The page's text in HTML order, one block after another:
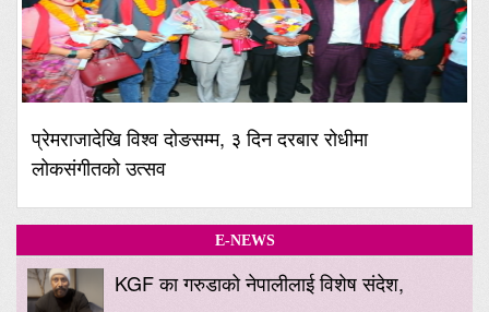
प्रेमराजादेखि विश्व दोङसम्म, ३ दिन दरबार रोधीमा
लोकसंगीतको उत्सव
E-NEWS
KGF का गरुडाको नेपालीलाई विशेष संदेश,